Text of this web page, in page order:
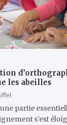
les abeilles
partie
s'est